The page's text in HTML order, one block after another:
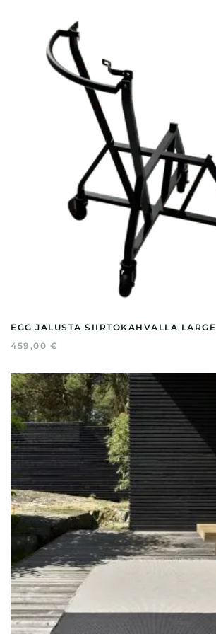
EGG JALUSTA SIIRTOKAHVALLA LARGE
459,00 €